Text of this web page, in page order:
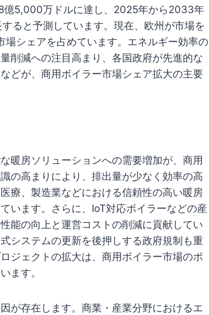
億5,000万ドルに達し、2025年から2033年
ると予測しています。現在、欧州が市場を
シェアを占めています。エネルギー効率の
削減への注目高まり、各国政府が先進的な
どが、商用ボイラー市場シェア拡大の主要
暖房ソリューションへの需要増加が、商用
の高まりにより、排出量が少なく効率の高
療、製造業などにおける信頼性の高い暖房
います。さらに、IoT対応ボイラーなどの産
能の向上と運営コストの削減に貢献してい
システムの更新を後押しする政府規制も重
ジェクトの拡大は、商用ボイラー市場のポ
ます。
が存在します。商業・産業分野におけるエ